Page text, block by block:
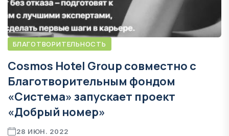
БЛАГОТВОРИТЕЛЬНОСТЬ
Cosmos Hotel Group совместно с
Благотворительным фондом
«Система» запускает проект
«Добрый номер»
28 ИЮН. 2022